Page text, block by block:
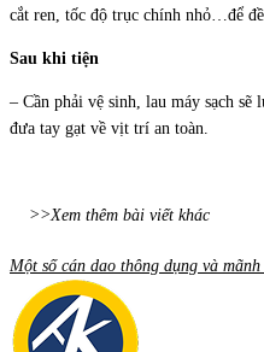
cắt ren, tốc độ trục chính nhỏ…để
Sau khi tiện
– Cần phải vệ sinh, lau máy sạch
đưa tay gạt về vịt trí an toàn.
>>Xem thêm bài viết khác
Một số cán dao thông dụng và